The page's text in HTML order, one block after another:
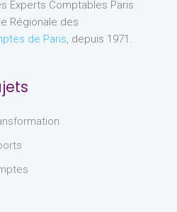
Experts Comptables Paris
Régionale des
de Paris , depuis 1971.